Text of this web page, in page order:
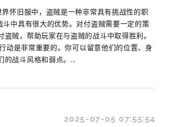
怀旧服中，盗贼是一种非常具有挑战性的职
中具有很大的优势。对付盗贼需要一定的策
贼，帮助玩家在与盗贼的战斗中取得胜利。
动是非常重要的。你可以留意他们的位置、身
的战斗风格和弱点。...
2025-07-05 07:55:54